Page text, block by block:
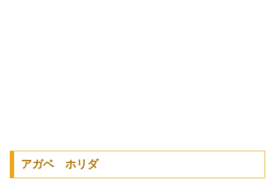
アガベ ホリダ